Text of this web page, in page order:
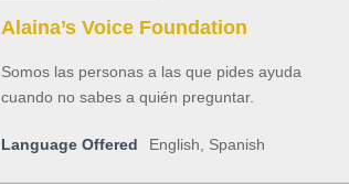
Alaina’s Voice Foundation
Somos las personas a las que pides ayuda
cuando no sabes a quién preguntar.
Language Offered English, Spanish